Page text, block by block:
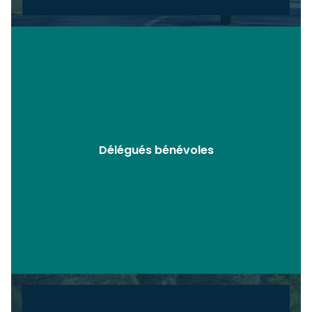
Délégués bénévoles